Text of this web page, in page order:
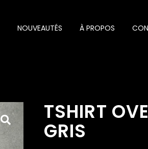
NOUVEAUTÉS À PROPOS
TSHIRT
GRIS